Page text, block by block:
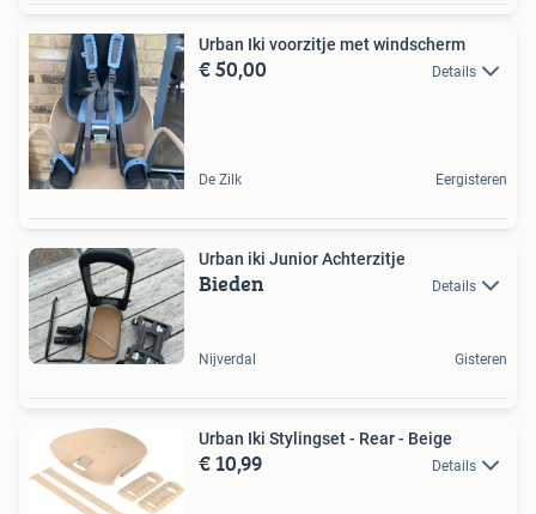
Urban Iki voorzitje met windscherm
€ 50,00 Details
De Zilk Eergisteren
Urban iki Junior Achterzitje
Bieden Details
Nijverdal Gisteren
Urban Iki Stylingset - Rear - Beige
€ 10,99 Details